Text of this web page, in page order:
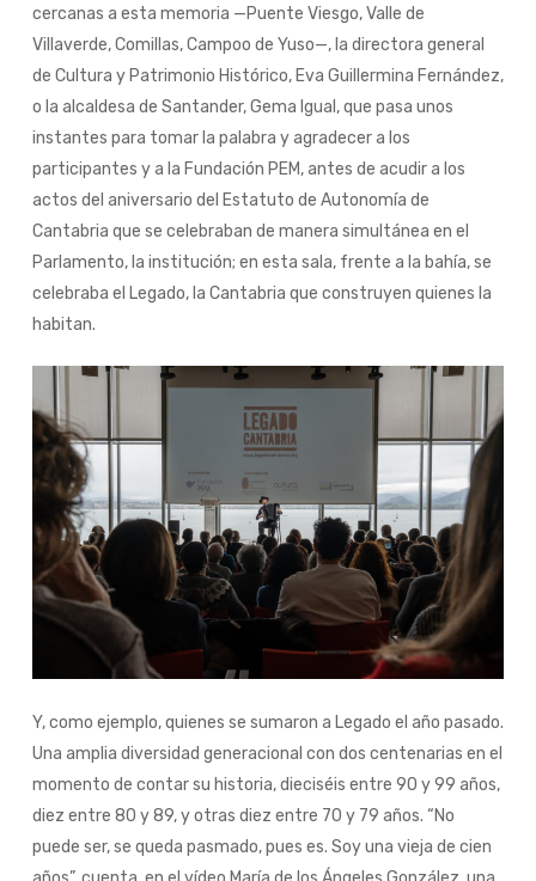
cercanas a esta memoria —Puente Viesgo, Valle de
Villaverde, Comillas, Campoo de Yuso—, la directora general
de Cultura y Patrimonio Histórico, Eva Guillermina Fernández,
o la alcaldesa de Santander, Gema Igual, que pasa unos
instantes para tomar la palabra y agradecer a los
participantes y a la Fundación PEM, antes de acudir a los
actos del aniversario del Estatuto de Autonomía de
Cantabria que se celebraban de manera simultánea en el
Parlamento, la institución; en esta sala, frente a la bahía, se
celebraba el Legado, la Cantabria que construyen quienes la
habitan.
Y, como ejemplo, quienes se sumaron a Legado el año pasado.
Una amplia diversidad generacional con dos centenarias en el
momento de contar su historia, dieciséis entre 90 y 99 años,
diez entre 80 y 89, y otras diez entre 70 y 79 años. “No
puede ser, se queda pasmado, pues es. Soy una vieja de cien